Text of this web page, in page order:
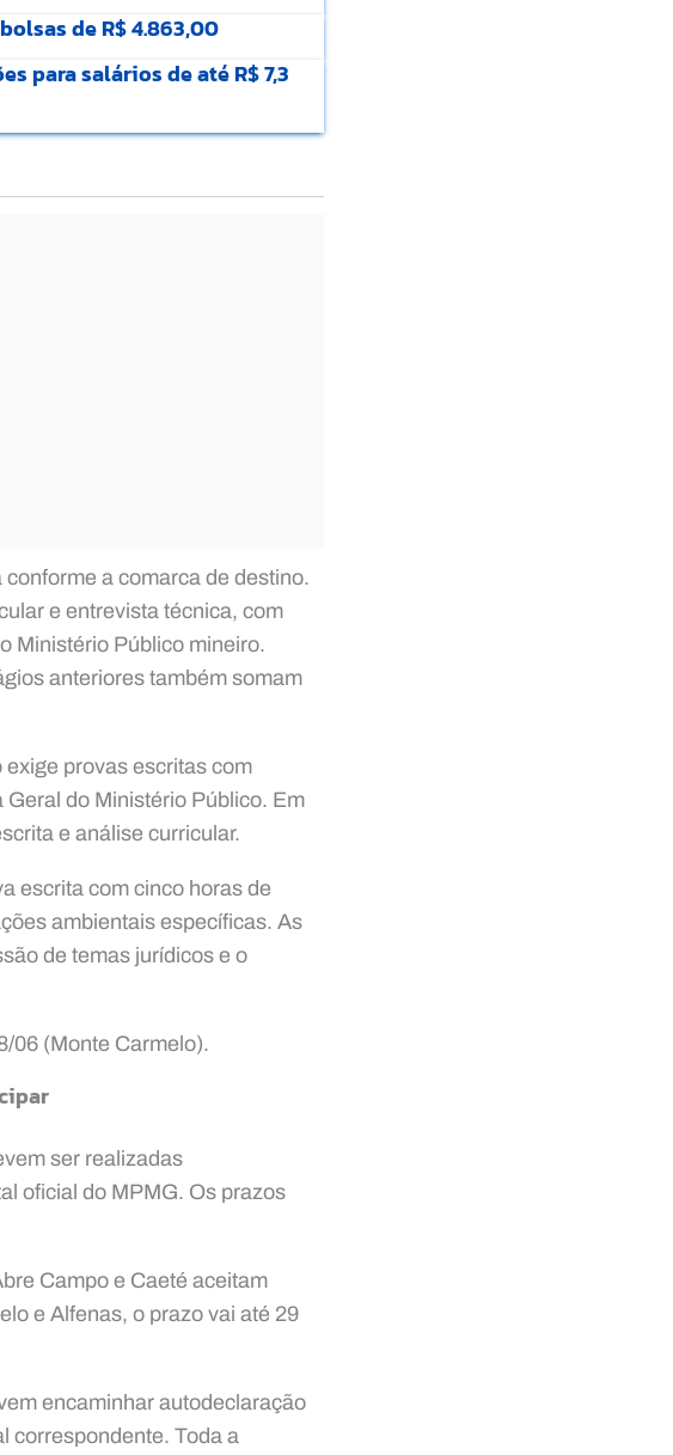
de R$ 4.863,00
para salários de até R$ 7,3
a comarca de destino.
e entrevista técnica, com
Ministério Público mineiro.
anteriores também somam
provas escritas com
do Ministério Público. Em
e análise curricular.
escrita com cinco horas de
ambientais específicas. As
de temas jurídicos e o
06 (Monte Carmelo).
ser realizadas
oficial do MPMG. Os prazos
Campo e Caeté aceitam
e Alfenas, o prazo vai até 29
encaminhar autodeclaração
correspondente. Toda a